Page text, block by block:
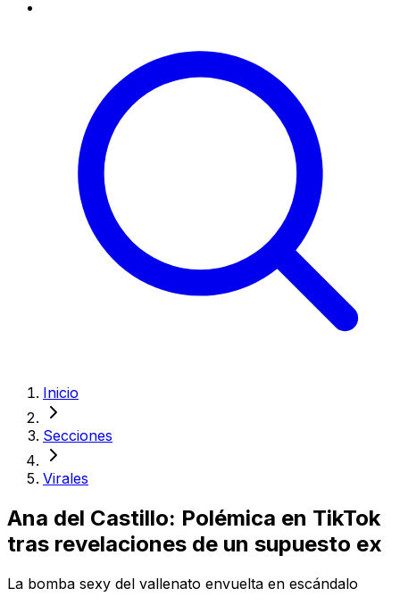
Inicio
Secciones
Virales
Ana del Castillo: Polémica en TikTok
tras revelaciones de un supuesto ex
La bomba sexy del vallenato envuelta en escándalo